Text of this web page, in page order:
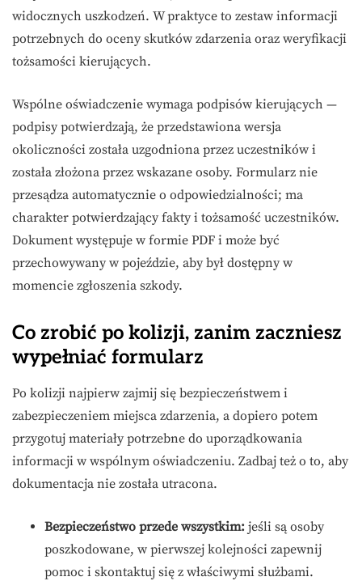
widocznych uszkodzeń. W praktyce to zestaw informacji
potrzebnych do oceny skutków zdarzenia oraz weryfikacji
tożsamości kierujących.
Wspólne oświadczenie wymaga podpisów kierujących —
podpisy potwierdzają, że przedstawiona wersja
okoliczności została uzgodniona przez uczestników i
została złożona przez wskazane osoby. Formularz nie
przesądza automatycznie o odpowiedzialności; ma
charakter potwierdzający fakty i tożsamość uczestników.
Dokument występuje w formie PDF i może być
przechowywany w pojeździe, aby był dostępny w
momencie zgłoszenia szkody.
Co zrobić po kolizji, zanim zaczniesz
wypełniać formularz
Po kolizji najpierw zajmij się bezpieczeństwem i
zabezpieczeniem miejsca zdarzenia, a dopiero potem
przygotuj materiały potrzebne do uporządkowania
informacji w wspólnym oświadczeniu. Zadbaj też o to, aby
dokumentacja nie została utracona.
Bezpieczeństwo przede wszystkim: jeśli są osoby
poszkodowane, w pierwszej kolejności zapewnij
pomoc i skontaktuj się z właściwymi służbami.